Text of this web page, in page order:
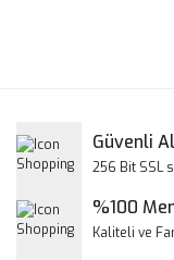
Güvenli
256 Bit SSL
%100
Kaliteli ve